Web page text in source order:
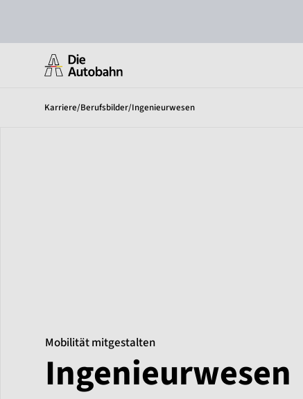
Karriere/Berufsbilder/Ingenieurwesen
Mobilität mitgestalten
Ingenieurwesen